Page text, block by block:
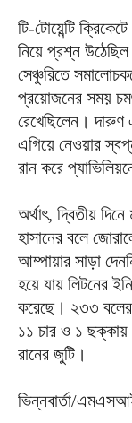
টি-টোয়েন্টি
নিয়ে প্রশ্ন
সেঞ্চুরিতে
প্রয়োজনের সময়
রেখেছিলেন। দারুণ
এগিয়ে নেওয়ার
রান করে
অর্থাৎ, দ্বিতীয়
হাসানের বলে
আম্পায়ার সাড়া
হয়ে যায় লিটনের
করেছে। ২৩৩ বলের
১১ চার ও ১
রানের জুটি।
ভিন্নবার্তা/